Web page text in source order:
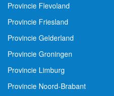
Provincie Flevoland
Provincie Friesland
Provincie Gelderland
Provincie Groningen
Provincie Limburg
Provincie Noord-Brabant